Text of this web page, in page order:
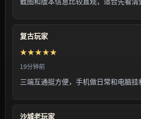
复古玩家
★★★★★
19分钟前
三端互通挺方便，手机做日常和电脑挂
沙城老玩家